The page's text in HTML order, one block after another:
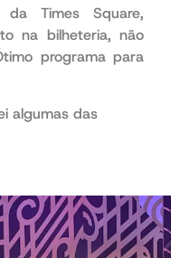
Times Square,
na bilheteria, não
programa para
algumas das